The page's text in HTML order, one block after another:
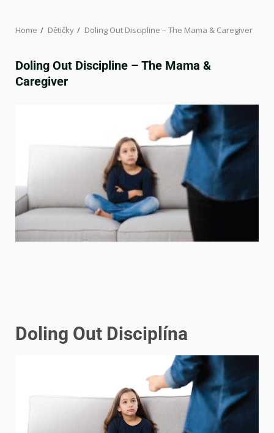
Home Dětičky Doling Out Discipline – The Mama & Caregiver
Doling Out Discipline – The Mama &
Caregiver
Doling Out Disciplína